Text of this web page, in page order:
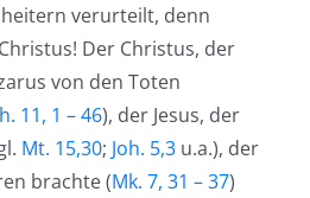
verurteilt, denn
Der Christus, der
von den Toten
11, 1 – 46), der Jesus, der
Mt. 15,30; Joh. 5,3 u.a.), der
brachte (Mk. 7, 31 – 37)